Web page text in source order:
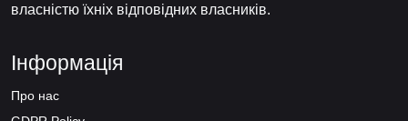
власністю їхніх відповідних власників.
Інформація
Про нас